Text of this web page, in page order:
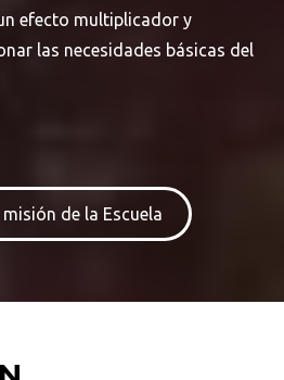
efecto multiplicador y
las necesidades básicas del
de la Escuela